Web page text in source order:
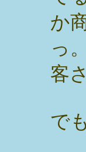
か
っ
客
で